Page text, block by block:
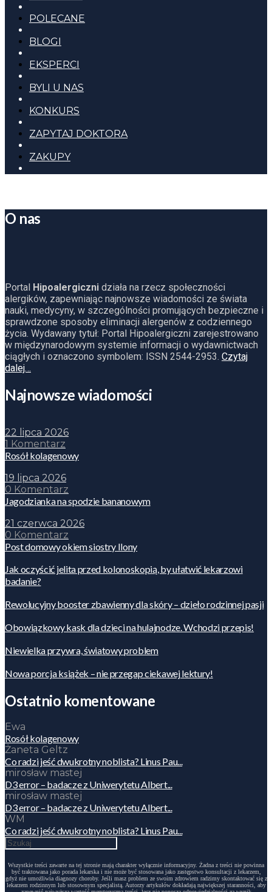
POLECANE
BLOGI
EKSPERCI
BYLI U NAS
KONKURS
ZAPYTAJ DOKTORA
ZAKUPY
O nas
Portal Hipoalergiczni działa na rzecz społeczności
alergików, zapewniając najnowsze wiadomości ze świata
nauki, medycyny, w szczególności promujących bezpieczne i
sprawdzone sposoby eliminacji alergenów z codziennego
życia. Wydawany tytuł: Portal Hipoalergiczni zarejestrowano
w międzynarodowym systemie informacji o wydawnictwach
ciągłych i oznaczono symbolem: ISSN 2544-2953. Czytaj
dalej…
Najnowsze wiadomości
22 lipca 2026
1 Komentarz
Rosół kolagenowy
19 lipca 2026
0 Komentarz
Jagodzianka na spodzie bananowym
21 czerwca 2026
0 Komentarz
Post domowy okiem siostry Ilony
Jak oczyścić jelita przed kolonoskopią, by ułatwić lekarzowi
badanie?
Rewolucyjny booster zbawienny dla skóry – dzieło rodzinnej pasji
Obowiązkowy kask dla dzieci na hulajnodze. Wchodzi przepis!
Niewielka przywra, światowy problem
Nowa porcja książek – nie przegap ciekawej lektury!
Ostatnio komentowane
Ewa
Rosół kolagenowy
Żaneta Geltz
Co radzi jeść dwukrotny noblista? Linus Pau...
mirosław mastej
D3 error – badacze z Uniwerytetu Albert...
mirosław mastej
D3 error – badacze z Uniwerytetu Albert...
WM
Co radzi jeść dwukrotny noblista? Linus Pau...
Wszystkie treści zawarte na tej stronie mają charakter wyłącznie informacyjny. Żadna z treści nie powinna
być traktowana jako porada lekarska i nie może być stosowana jako zastępstwo konsultacji z lekarzem,
gdyż nie umożliwia diagnozy choroby. Jeśli masz problem ze swoim zdrowiem radzimy skontaktować się z
lekarzem rodzinnym lub stosownym specjalistą. Autorzy artykułów dokładają największej staranności, aby